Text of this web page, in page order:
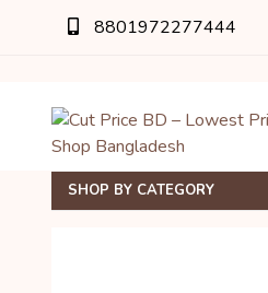
8801972277444
SHOP BY CATEGORY